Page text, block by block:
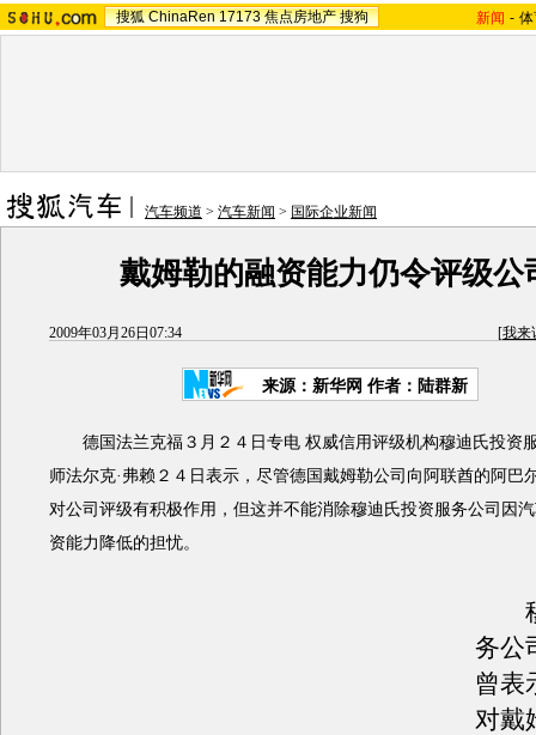
搜狐 ChinaRen 17173 焦点房地产 搜狗 新闻 -
汽车频道 > 汽车新闻 > 国际企业新闻
戴姆勒的融资能力仍令评级公
2009年03月26日07:34 [我来
来源：新华网 作者：陆群新
德国法兰克福３月２４日专电 权威信用评级机构穆迪氏投资
师法尔克·弗赖２４日表示，尽管德国戴姆勒公司向阿联酋的阿巴
对公司评级有积极作用，但这并不能消除穆迪氏投资服务公司因
资能力降低的担忧。
穆
务公
曾表
对戴